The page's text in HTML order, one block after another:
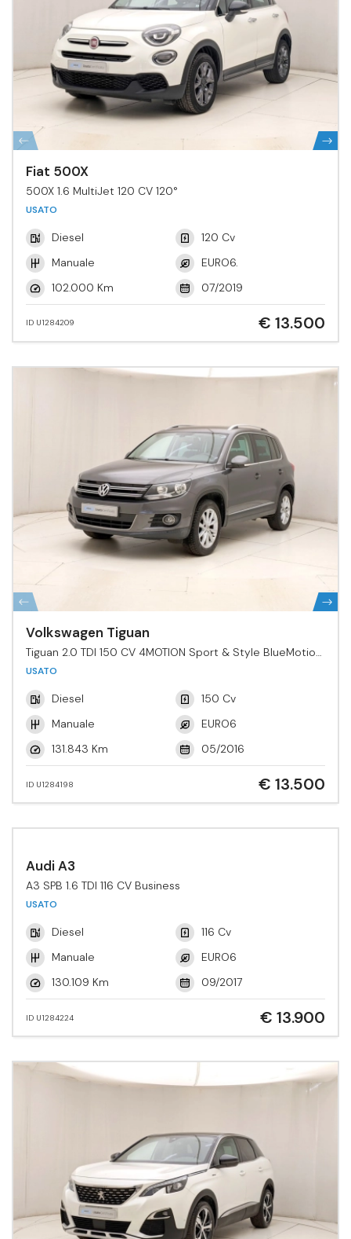
Fiat 500X
500X 1.6 MultiJet 120 CV 120°
USATO
Diesel
120 Cv
Manuale
EURO6.
102.000 Km
07/2019
ID U1284209 € 13.500
Volkswagen Tiguan
Tiguan 2.0 TDI 150 CV 4MOTION Sport & Style BlueMotion
Tech.
USATO
Diesel
150 Cv
Manuale
EURO6
131.843 Km
05/2016
ID U1284198 € 13.500
Audi A3
A3 SPB 1.6 TDI 116 CV Business
USATO
Diesel
116 Cv
Manuale
EURO6
130.109 Km
09/2017
ID U1284224 € 13.900